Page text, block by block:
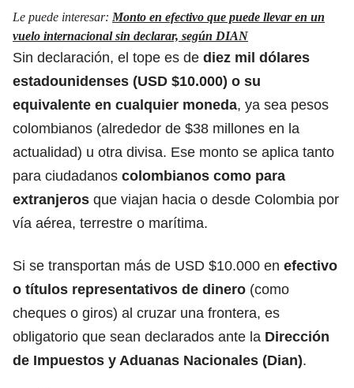
Le puede interesar: Monto en efectivo que puede llevar en un
vuelo internacional sin declarar, según DIAN
Sin declaración, el tope es de diez mil dólares
estadounidenses (USD $10.000) o su
equivalente en cualquier moneda, ya sea pesos
colombianos (alrededor de $38 millones en la
actualidad) u otra divisa. Ese monto se aplica tanto
para ciudadanos colombianos como para
extranjeros que viajan hacia o desde Colombia por
vía aérea, terrestre o marítima.
Si se transportan más de USD $10.000 en efectivo
o títulos representativos de dinero (como
cheques o giros) al cruzar una frontera, es
obligatorio que sean declarados ante la Dirección
de Impuestos y Aduanas Nacionales (Dian).